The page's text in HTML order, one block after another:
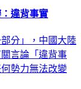
違背事實
分」，中國大陸
言論「違背事
勢力無法改變